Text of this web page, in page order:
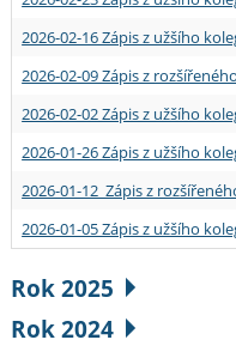
2026-02-16 Zápis z užšího
2026-02-09 Zápis z
2026-02-02 Zápis z užšího
2026-01-26 Zápis z užšího
2026-01-12 Zápis z
2026-01-05 Zápis z užšího
Rok 2025
Rok 2024